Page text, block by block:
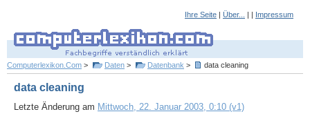
Ihre Seite | Über... | | Impressum
Computerlexikon.Com > Daten > Datenbank > data cleaning
data cleaning
Letzte Änderung am Mittwoch, 22. Januar 2003, 0:10 (v1)